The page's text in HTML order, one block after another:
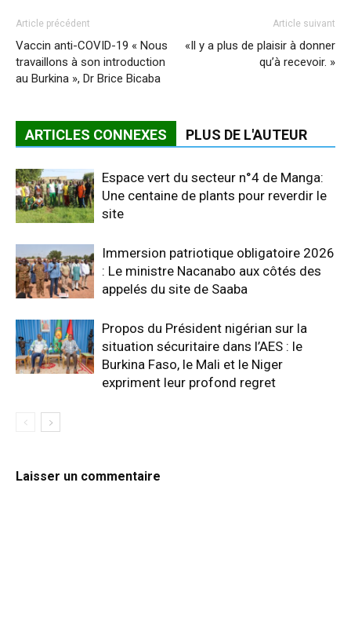
Article précédent
Vaccin anti-COVID-19 « Nous
travaillons à son introduction
au Burkina », Dr Brice Bicaba
Article suivant
«Il y a plus de plaisir à donner
qu’à recevoir. »
ARTICLES CONNEXES PLUS DE L'AUTEUR
Espace vert du secteur n°4 de Manga:
Une centaine de plants pour reverdir le
site
Immersion patriotique obligatoire 2026
: Le ministre Nacanabo aux côtés des
appelés du site de Saaba
Propos du Président nigérian sur la
situation sécuritaire dans l’AES : le
Burkina Faso, le Mali et le Niger
expriment leur profond regret
Laisser un commentaire